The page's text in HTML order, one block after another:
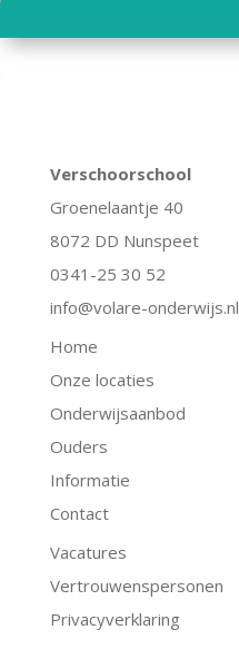
Verschoorschool
Groenelaantje 40
8072 DD Nunspeet
0341-25 30 52
info@volare-onderwijs.nl
Home
Onze locaties
Onderwijsaanbod
Ouders
Informatie
Contact
Vacatures
Vertrouwenspersonen
Privacyverklaring